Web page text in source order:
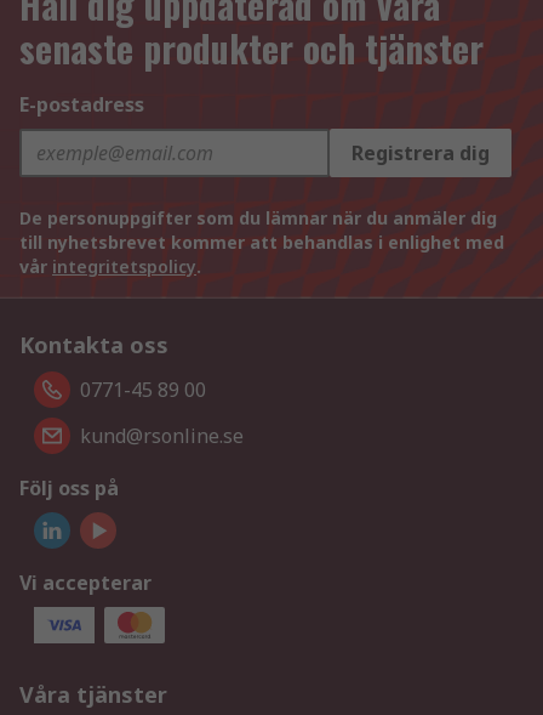
senaste produkter och tjänster
E-postadress
Registrera dig
De personuppgifter som du lämnar när du anmäler dig
till nyhetsbrevet kommer att behandlas i enlighet med
vår integritetspolicy.
Kontakta oss
0771-45 89 00
kund@rsonline.se
Följ oss på
Vi accepterar
Våra tjänster